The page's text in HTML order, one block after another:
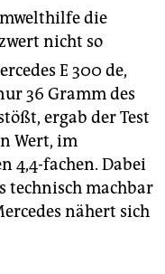
die
nicht so
E 300 de,
36 Gramm des
ergab der Test
Wert, im
4,4-fachen. Dabei
technisch machbar
nähert sich